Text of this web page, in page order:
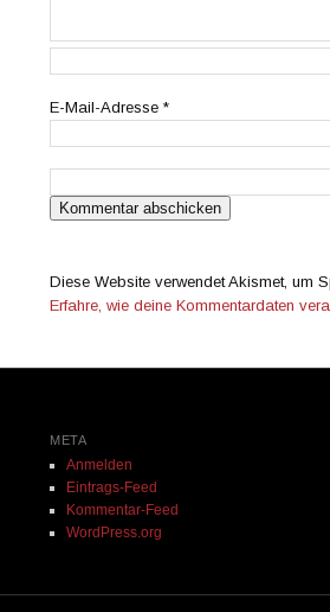
E-Mail-Adresse*
Diese Website verwendet Akismet, um
Erfahre, wie deine Kommentardaten
META
Anmelden
Eintrags-Feed
Kommentar-Feed
WordPress.org